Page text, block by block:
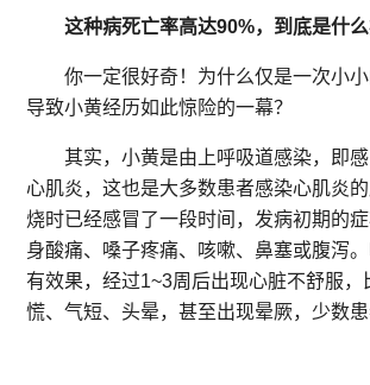
这种病死亡率高达90%，到底是什么
你一定很好奇！为什么仅是一次小
导致小黄经历如此惊险的一幕？
其实，小黄是由上呼吸道感染，即
心肌炎，这也是大多数患者感染心肌炎
烧时已经感冒了一段时间，发病初期的
身酸痛、嗓子疼痛、咳嗽、鼻塞或腹泻
有效果，经过1~3周后出现心脏不舒服，
慌、气短、头晕，甚至出现晕厥，少数患